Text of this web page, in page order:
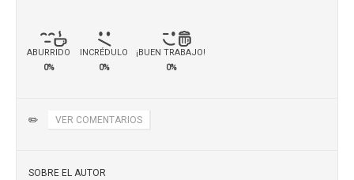
ABURRIDO
0%
INCRÉDULO
0%
¡BUEN TRABAJO!
0%
✏️ VER COMENTARIOS
SOBRE EL AUTOR